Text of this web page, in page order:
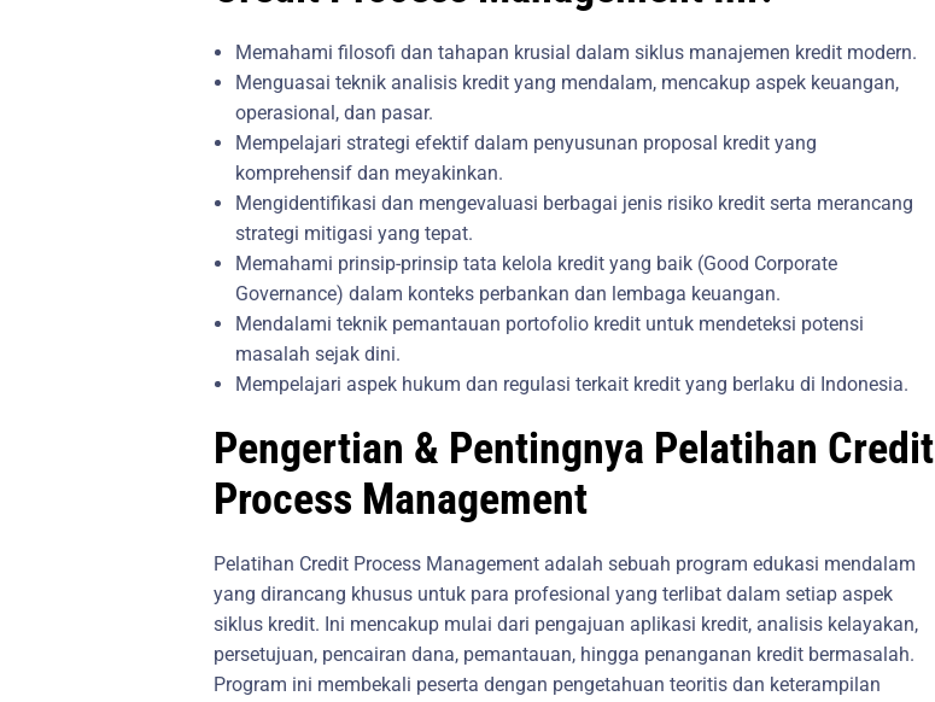
Memahami filosofi dan tahapan krusial dalam siklus manajemen kredit modern.
Menguasai teknik analisis kredit yang mendalam, mencakup aspek keuangan,
operasional, dan pasar.
Mempelajari strategi efektif dalam penyusunan proposal kredit yang
komprehensif dan meyakinkan.
Mengidentifikasi dan mengevaluasi berbagai jenis risiko kredit serta merancang
strategi mitigasi yang tepat.
Memahami prinsip-prinsip tata kelola kredit yang baik (Good Corporate
Governance) dalam konteks perbankan dan lembaga keuangan.
Mendalami teknik pemantauan portofolio kredit untuk mendeteksi potensi
masalah sejak dini.
Mempelajari aspek hukum dan regulasi terkait kredit yang berlaku di Indonesia.
Pengertian & Pentingnya Pelatihan Credit
Process Management
Pelatihan Credit Process Management adalah sebuah program edukasi mendalam
yang dirancang khusus untuk para profesional yang terlibat dalam setiap aspek
siklus kredit. Ini mencakup mulai dari pengajuan aplikasi kredit, analisis kelayakan,
persetujuan, pencairan dana, pemantauan, hingga penanganan kredit bermasalah.
Program ini membekali peserta dengan pengetahuan teoritis dan keterampilan